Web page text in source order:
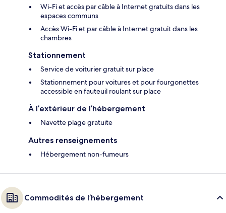
Wi-Fi et accès par câble à Internet gratuits dans les
espaces communs
Accès Wi-Fi et par câble à Internet gratuit dans les
chambres
Stationnement
Service de voiturier gratuit sur place
Stationnement pour voitures et pour fourgonettes
accessible en fauteuil roulant sur place
À l’extérieur de l’hébergement
Navette plage gratuite
Autres renseignements
Hébergement non-fumeurs
Commodités de l’hébergement